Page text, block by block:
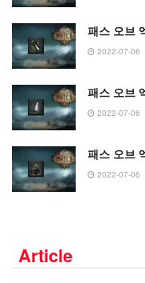
패스 오브
2022-07-06
패스 오브
2022-07-06
패스 오브
2022-07-06
Article